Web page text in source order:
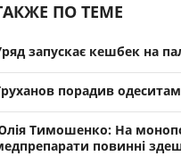
ПО ТЕМЕ
запускає кешбек на
порадив
Тимошенко: На
повинні